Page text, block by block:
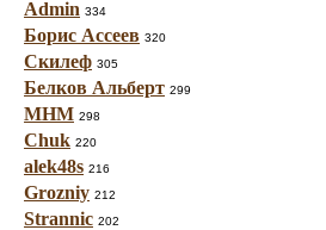
Admin 334
Борис Ассеев 320
Скилеф 305
Белков Альберт 299
МНМ 298
Chuk 220
alek48s 216
Grozniy 212
Strannic 202